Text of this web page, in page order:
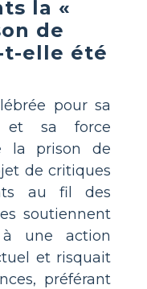
la «
de
t-elle été
pour sa
et sa force
la prison de
de critiques
au fil des
soutiennent
une action
et risquait
préférant